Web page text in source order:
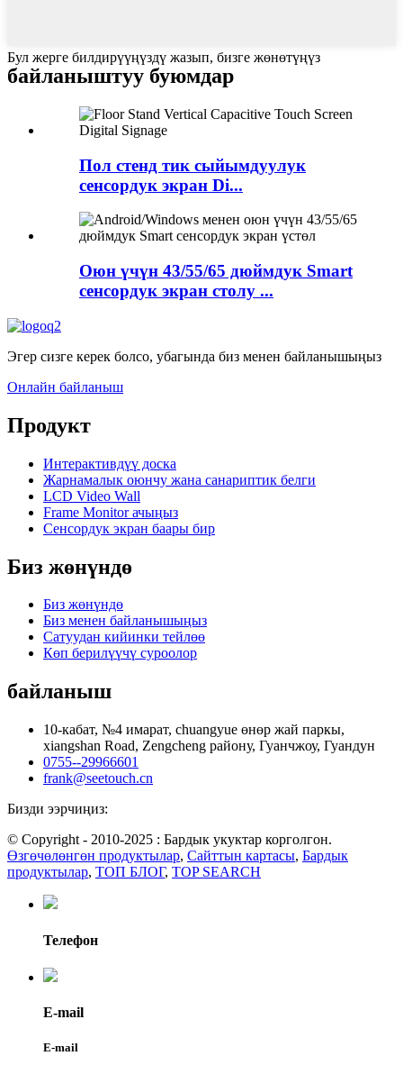
Бул жерге билдирүүңүздү жазып, бизге жөнөтүңүз
байланыштуу буюмдар
Пол стенд тик сыйымдуулук
сенсордук экран Di...
Оюн үчүн 43/55/65 дюймдук Smart
сенсордук экран столу ...
Эгер сизге керек болсо, убагында биз менен байланышыңыз
Онлайн байланыш
Продукт
Интерактивдүү доска
Жарнамалык оюнчу жана санариптик белги
LCD Video Wall
Frame Monitor ачыңыз
Сенсордук экран баары бир
Биз жөнүндө
Биз жөнүндө
Биз менен байланышыңыз
Сатуудан кийинки тейлөө
Көп берилүүчү суроолор
байланыш
10-кабат, №4 имарат, chuangyue өнөр жай паркы,
xiangshan Road, Zengcheng району, Гуанчжоу, Гуандун
0755--29966601
frank@seetouch.cn
Бизди ээрчиңиз:
© Copyright - 2010-2025 : Бардык укуктар корголгон.
Өзгөчөлөнгөн продуктылар, Сайттын картасы, Бардык
продуктылар, ТОП БЛОГ, TOP SEARCH
Телефон
E-mail
E-mail